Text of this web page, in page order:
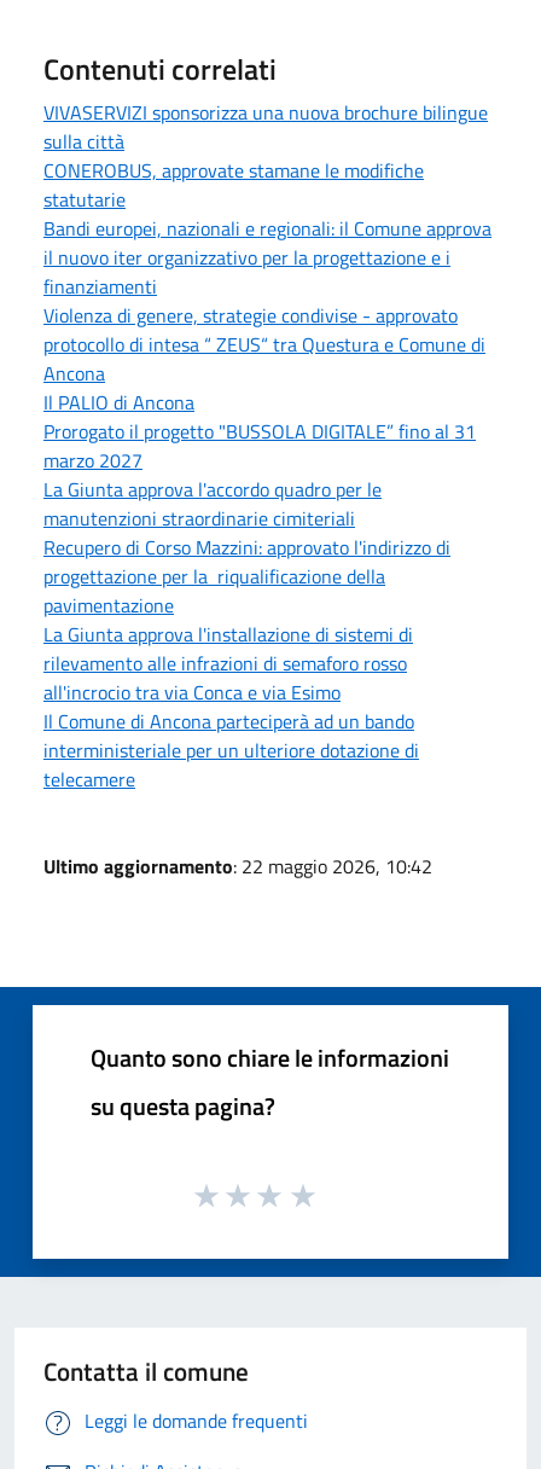
Contenuti correlati
VIVASERVIZI sponsorizza una nuova brochure bilingue
sulla città
CONEROBUS, approvate stamane le modifiche
statutarie
Bandi europei, nazionali e regionali: il Comune approva
il nuovo iter organizzativo per la progettazione e i
finanziamenti
Violenza di genere, strategie condivise - approvato
protocollo di intesa “ ZEUS“ tra Questura e Comune di
Ancona
Il PALIO di Ancona
Prorogato il progetto "BUSSOLA DIGITALE” fino al 31
marzo 2027
La Giunta approva l'accordo quadro per le
manutenzioni straordinarie cimiteriali
Recupero di Corso Mazzini: approvato l'indirizzo di
progettazione per la riqualificazione della
pavimentazione
La Giunta approva l'installazione di sistemi di
rilevamento alle infrazioni di semaforo rosso
all'incrocio tra via Conca e via Esimo
Il Comune di Ancona parteciperà ad un bando
interministeriale per un ulteriore dotazione di
telecamere
Ultimo aggiornamento: 22 maggio 2026, 10:42
Quanto sono chiare le informazioni
su questa pagina?
Contatta il comune
Leggi le domande frequenti